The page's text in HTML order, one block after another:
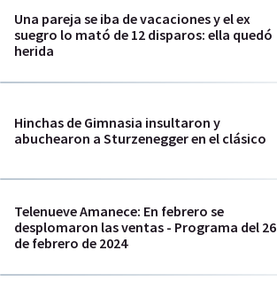
Una pareja se iba de vacaciones y el ex
suegro lo mató de 12 disparos: ella quedó
herida
Hinchas de Gimnasia insultaron y
abuchearon a Sturzenegger en el clásico
Telenueve Amanece: En febrero se
desplomaron las ventas - Programa del 26
de febrero de 2024